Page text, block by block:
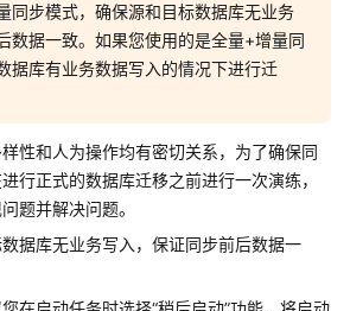
同步模式，确保源和目标数据库无业务
数据一致。如果您使用的是全量+增量同
据库有业务数据写入的情况下进行迁
性和人为操作均有密切关系，为了确保同
行正式的数据库迁移之前进行一次演练，
题并解决问题。
据库无业务写入，保证同步前后数据一